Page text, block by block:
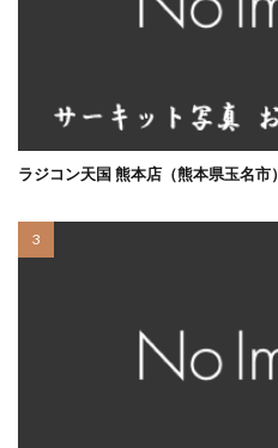
ラジコン天国 熊本店（熊本県玉名市）